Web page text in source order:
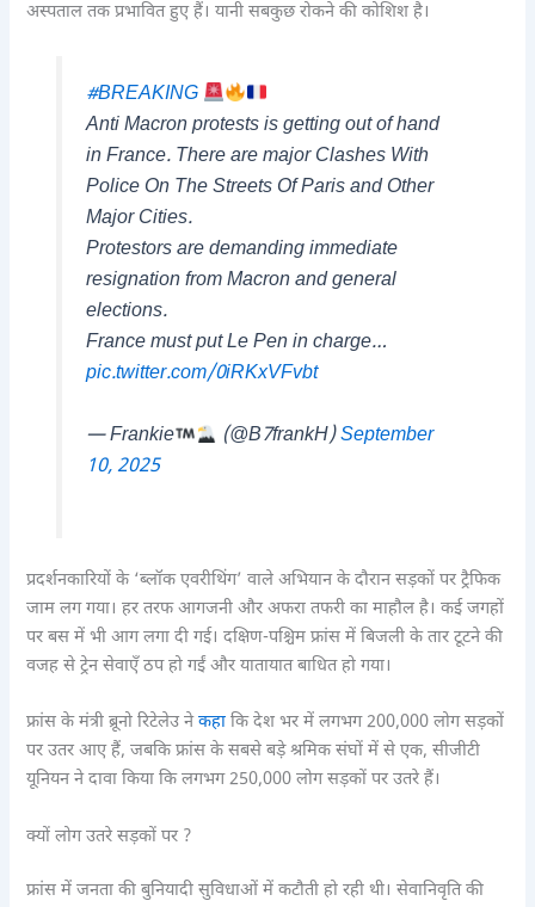
अस्पताल तक प्रभावित हुए हैं। यानी सबकुछ रोकने की कोशिश है।
#BREAKING
Anti Macron protests is getting out of hand
in France. There are major Clashes With
Police On The Streets Of Paris and Other
Major Cities.
Protestors are demanding immediate
resignation from Macron and general
elections.
France must put Le Pen in charge…
pic.twitter.com/0iRKxVFvbt
— Frankie (@B7frankH)September
10, 2025
प्रदर्शनकारियों के ‘ब्लॉक एवरीथिंग’ वाले अभियान के दौरान सड़कों पर ट्रैफिक
जाम लग गया। हर तरफ आगजनी और अफरा तफरी का माहौल है। कई जगहों
पर बस में भी आग लगा दी गई। दक्षिण-पश्चिम फ्रांस में बिजली के तार टूटने की
वजह से ट्रेन सेवाएँ ठप हो गईं और यातायात बाधित हो गया।
फ्रांस के मंत्री ब्रूनो रिटेलेउ नेकहा कि देश भर में लगभग 200,000 लोग सड़कों
पर उतर आए हैं, जबकि फ्रांस के सबसे बड़े श्रमिक संघों में से एक, सीजीटी
यूनियन ने दावा किया कि लगभग 250,000 लोग सड़कों पर उतरे हैं।
क्यों लोग उतरे सड़कों पर ?
फ्रांस में जनता की बुनियादी सुविधाओं में कटौती हो रही थी। सेवानिवृति की